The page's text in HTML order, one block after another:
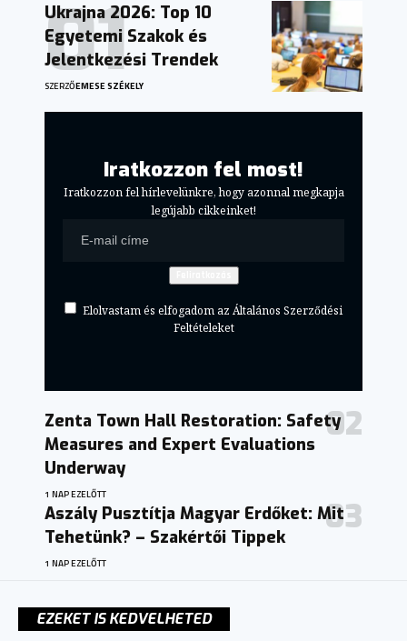
Ukrajna 2026: Top 10
Egyetemi Szakok és
Jelentkezési Trendek
SZERZŐEMESE SZÉKELY
Iratkozzon fel most!
Iratkozzon fel hírlevelünkre, hogy azonnal megkapja
legújabb cikkeinket!
Elolvastam és elfogadom az Általános Szerződési
Feltételeket
Zenta Town Hall Restoration: Safety
Measures and Expert Evaluations
Underway
1 NAP EZELŐTT
Aszály Pusztítja Magyar Erdőket: Mit
Tehetünk? – Szakértői Tippek
1 NAP EZELŐTT
EZEKET IS KEDVELHETED